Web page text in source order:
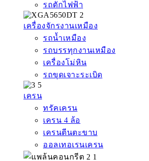
รถตักไฟฟ้า
เครื่องจักรงานเหมือง
รถน้ำเหมือง
รถบรรทุกงานเหมือง
เครื่องโม่หิน
รถขุดเจาะระเบิด
เครน
ทรัคเครน
เครน 4 ล้อ
เครนตีนตะขาบ
ออลเทอเรนเครน